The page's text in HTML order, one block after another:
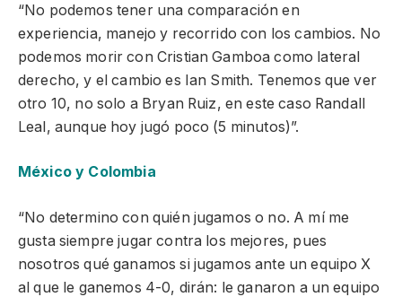
“No podemos tener una comparación en
experiencia, manejo y recorrido con los cambios. No
podemos morir con Cristian Gamboa como lateral
derecho, y el cambio es Ian Smith. Tenemos que ver
otro 10, no solo a Bryan Ruiz, en este caso Randall
Leal, aunque hoy jugó poco (5 minutos)”.
México y Colombia
“No determino con quién jugamos o no. A mí me
gusta siempre jugar contra los mejores, pues
nosotros qué ganamos si jugamos ante un equipo X
al que le ganemos 4-0, dirán: le ganaron a un equipo